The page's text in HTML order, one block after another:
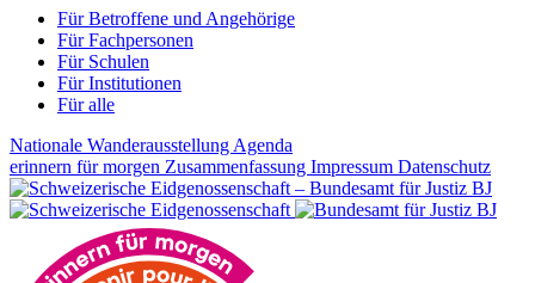
Für Betroffene und Angehörige
Für Fachpersonen
Für Schulen
Für Institutionen
Für alle
Nationale Wanderausstellung Agenda
erinnern für morgen Zusammenfassung Impressum Datenschutz